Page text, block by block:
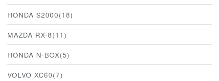
HONDA S2000(18)
MAZDA RX-8(11)
HONDA N-BOX(5)
VOLVO XC60(7)